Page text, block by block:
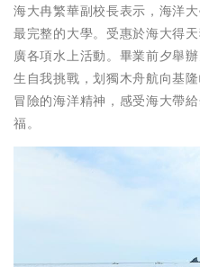
海大冉繁華副校長表示，海洋
最完整的大學。受惠於海大得
廣各項水上活動。畢業前夕舉
生自我挑戰，划獨木舟航向基
冒險的海洋精神，感受海大帶
福。